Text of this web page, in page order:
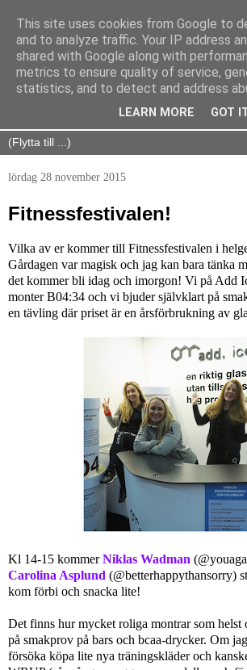
lördag 28 november 2015
Fitnessfestivalen!
Vilka av er kommer till Fitnessfestivalen i
Gårdagen var magisk och jag kan bara tänka
det kommer bli idag och imorgon! Vi på Add
monter B04:34 och vi bjuder självklart på
en tävling där priset är en årsförbrukning av
Kl 14-15 kommerNiklas Wadman
Carolina Asplund (@betterhappythansorry)
kom förbi och snacka lite!
Det finns hur mycket roliga montrar som helst
på smakprov på bars och bcaa-drycker. Om
försöka köpa lite nya träningskläder och
This site uses cookies from Google to
and to analyze traffic. Your IP address
shared with Google along with
metrics to ensure quality of service,
statistics, and to detect and address
LEARN MORE GOT